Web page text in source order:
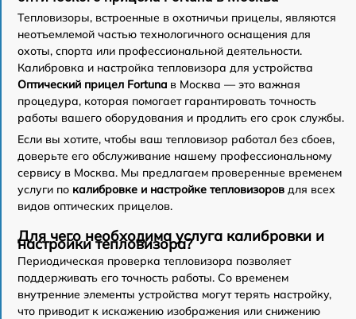
Тепловизоры, встроенные в охотничьи прицелы, являются
неотъемлемой частью технологичного оснащения для
охоты, спорта или профессиональной деятельности.
Калибровка и настройка тепловизора для устройства
Оптический прицел Fortuna в Москва — это важная
процедура, которая помогает гарантировать точность
работы вашего оборудования и продлить его срок службы.
Если вы хотите, чтобы ваш тепловизор работал без сбоев,
доверьте его обслуживание нашему профессиональному
сервису в Москва. Мы предлагаем проверенные временем
услуги по калибровке и настройке тепловизоров для всех
видов оптических прицелов.
Для чего необходима услуга калибровки и
настройки тепловизора?
Периодическая проверка тепловизора позволяет
поддерживать его точность работы. Со временем
внутренние элементы устройства могут терять настройку,
что приводит к искажению изображения или снижению